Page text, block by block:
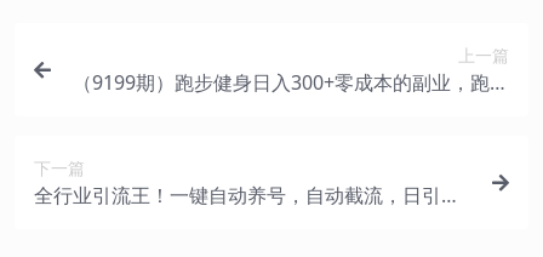
上一篇
（9199期）跑步健身日入300+零成本的副业，跑步
下一篇
全行业引流王！一键自动养号，自动截流，日引私